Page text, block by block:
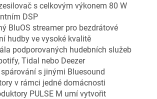
s celkovým výkonem 80 W
DSP
BluOS streamer pro bezdrátové
hudby ve vysoké kvalitě
podporovaných hudebních služeb
Tidal nebo Deezer
s jinými Bluesound
v rámci jedné domácnosti
PULSE M umí vytvořit